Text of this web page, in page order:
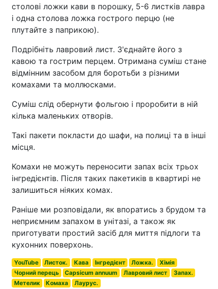
столові ложки кави в порошку, 5-6 листків лавра
і одна столова ложка гострого перцю (не
плутайте з паприкою).
Подрібніть лавровий лист. З'єднайте його з
кавою та гострим перцем. Отримана суміш стане
відмінним засобом для боротьби з різними
комахами та моллюсками.
Суміш слід обернути фольгою і проробити в ній
кілька маленьких отворів.
Такі пакети покласти до шафи, на полиці та в інші
місця.
Комахи не можуть переносити запах всіх трьох
інгредієнтів. Після таких пакетиків в квартирі не
залишиться ніяких комах.
Раніше ми розповідали, як впоратись з брудом та
неприємним запахом в унітазі, а також як
приготувати простий засіб для миття підлоги та
кухонних поверхонь.
YouTube Листок. Кава Інгредієнт Ложка.
Хімія
Чорний перець
Capsicum annuum Лавровий лист
Запах.
Метелик
Комаха Лаурус.